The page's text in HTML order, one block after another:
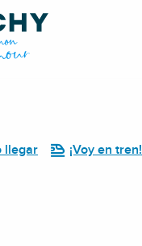
llegar ¡Voy en tren!